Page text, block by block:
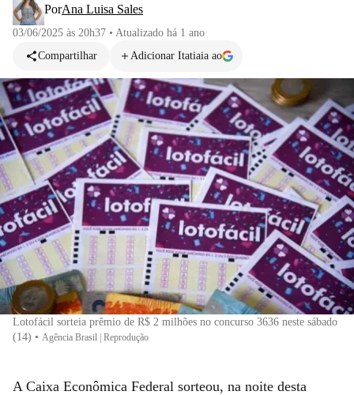
PorAna Luisa Sales
03/06/2025 às 20h37 • Atualizado há 1 ano
Compartilhar
Adicionar Itatiaia ao
Lotofácil sorteia prêmio de R$ 2 milhões no concurso 3636 neste sábado
(14) • Agência Brasil | Reprodução
A Caixa Econômica Federal sorteou, na noite desta